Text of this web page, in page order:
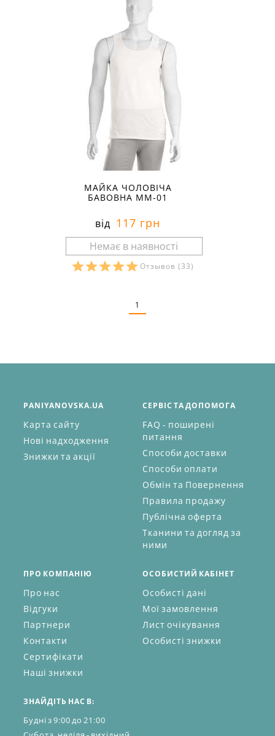
МАЙКА ЧОЛОВІЧА
БАВОВНА ММ-01
від 117 грн
Отзывов (33)
1
PANIYANOVSKA.UA
Карта сайту
Нові надходження
Знижки та акції
СЕРВІС ТА ДОПОМОГА
FAQ - поширені
питання
Способи доставки
Способи оплати
Обмін та Повернення
Правила продажу
Публічна оферта
Тканини та догляд за
ними
ПРО КОМПАНІЮ
Про нас
Відгуки
Партнери
Контакти
Сертифікати
Наші знижки
ОСОБИСТИЙ КАБІНЕТ
Особисті дані
Мої замовлення
Лист очікування
Особисті знижки
ЗНАЙДІТЬ НАС В:
Будні з 9:00 до 21:00